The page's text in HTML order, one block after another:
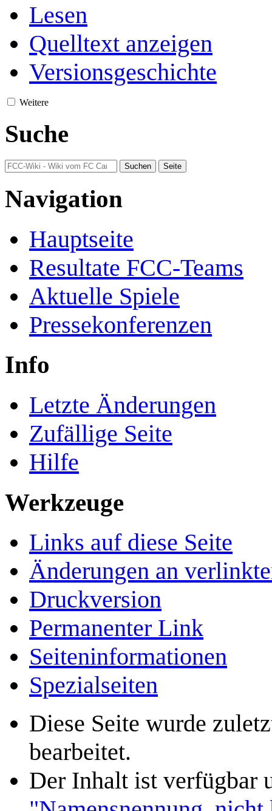
Lesen
Quelltext anzeigen
Versionsgeschichte
Weitere
Suche
Navigation
Hauptseite
Resultate FCC-Teams
Aktuelle Spiele
Pressekonferenzen
Info
Letzte Änderungen
Zufällige Seite
Hilfe
Werkzeuge
Links auf diese Seite
Änderungen an
Druckversion
Permanenter Link
Seiten­­informationen
Spezialseiten
Diese Seite wurde
bearbeitet.
Der Inhalt ist verfügbar